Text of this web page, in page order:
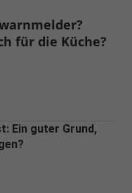
für die Küche?
Ein guter Grund,